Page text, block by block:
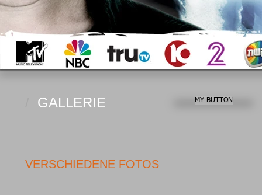
GALLERIE MY BUTTON
VERSCHIEDENE FOTOS